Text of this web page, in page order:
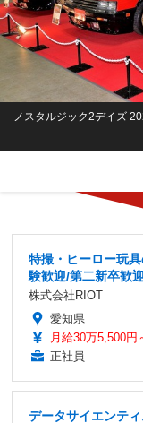
ノスタルジック2デイズ
特撮・ヒーロー玩
験歓迎/第二新卒歓
株式会社RIOT
愛知県
月給30万5,500円
正社員
データサイエンテ